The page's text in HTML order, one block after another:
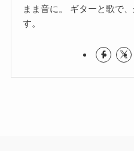
まま音に。 ギターと歌で
す。